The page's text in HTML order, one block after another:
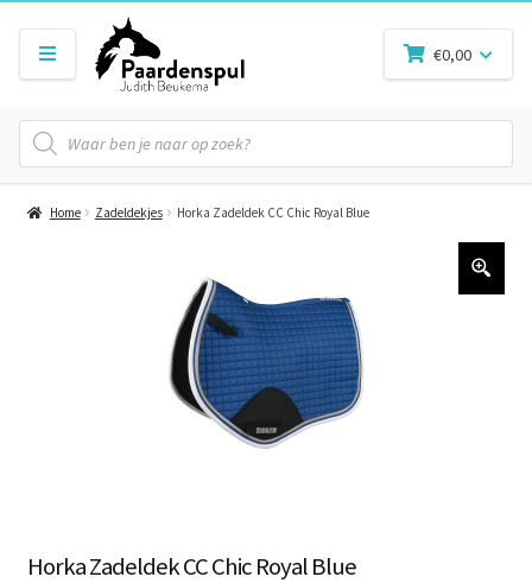
Producten
zoeken
€0,00
Home Zadeldekjes Horka Zadeldek CC Chic Royal Blue
Horka Zadeldek CC Chic Royal Blue